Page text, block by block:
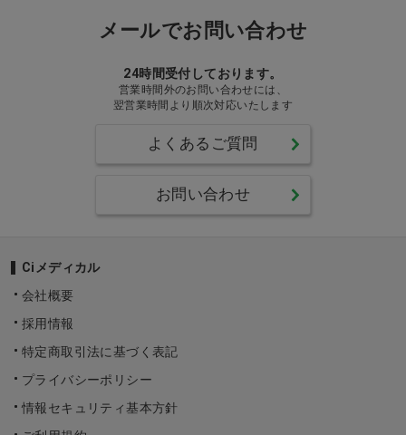
メールでお問い合わせ
24時間受付しております。
営業時間外のお問い合わせには、
翌営業時間より順次対応いたします
よくあるご質問
お問い合わせ
Ciメディカル
会社概要
採用情報
特定商取引法に基づく表記
プライバシーポリシー
情報セキュリティ基本方針